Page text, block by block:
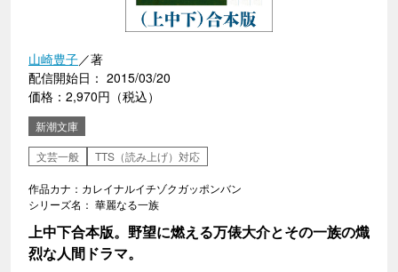
山崎豊子／著
配信開始日： 2015/03/20
価格：2,970円（税込）
新潮文庫
文芸一般
TTS（読み上げ）対応
作品カナ：カレイナルイチゾクガッポンバン
シリーズ名： 華麗なる一族
上中下合本版。野望に燃える万俵大介とその一族の熾
烈な人間ドラマ。